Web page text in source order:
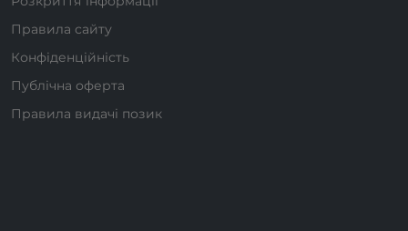
Правила сайту
Конфіденційність
Публічна оферта
Правила видачі позик